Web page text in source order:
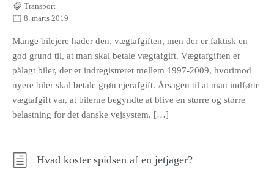
Transport
8. marts 2019
Mange bilejere hader den, vægtafgiften, men der er faktisk en
god grund til, at man skal betale vægtafgift. Vægtafgiften er
pålagt biler, der er indregistreret mellem 1997-2009, hvorimod
nyere biler skal betale grøn ejerafgift. Årsagen til at man indførte
vægtafgift var, at bilerne begyndte at blive en større og større
belastning for det danske vejsystem. […]
Hvad koster spidsen af en jetjager?